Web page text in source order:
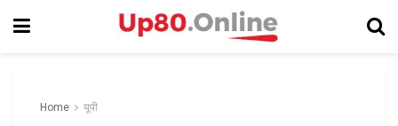
Home यूपी